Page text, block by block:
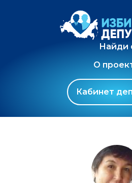
Найди
О
Кабинет